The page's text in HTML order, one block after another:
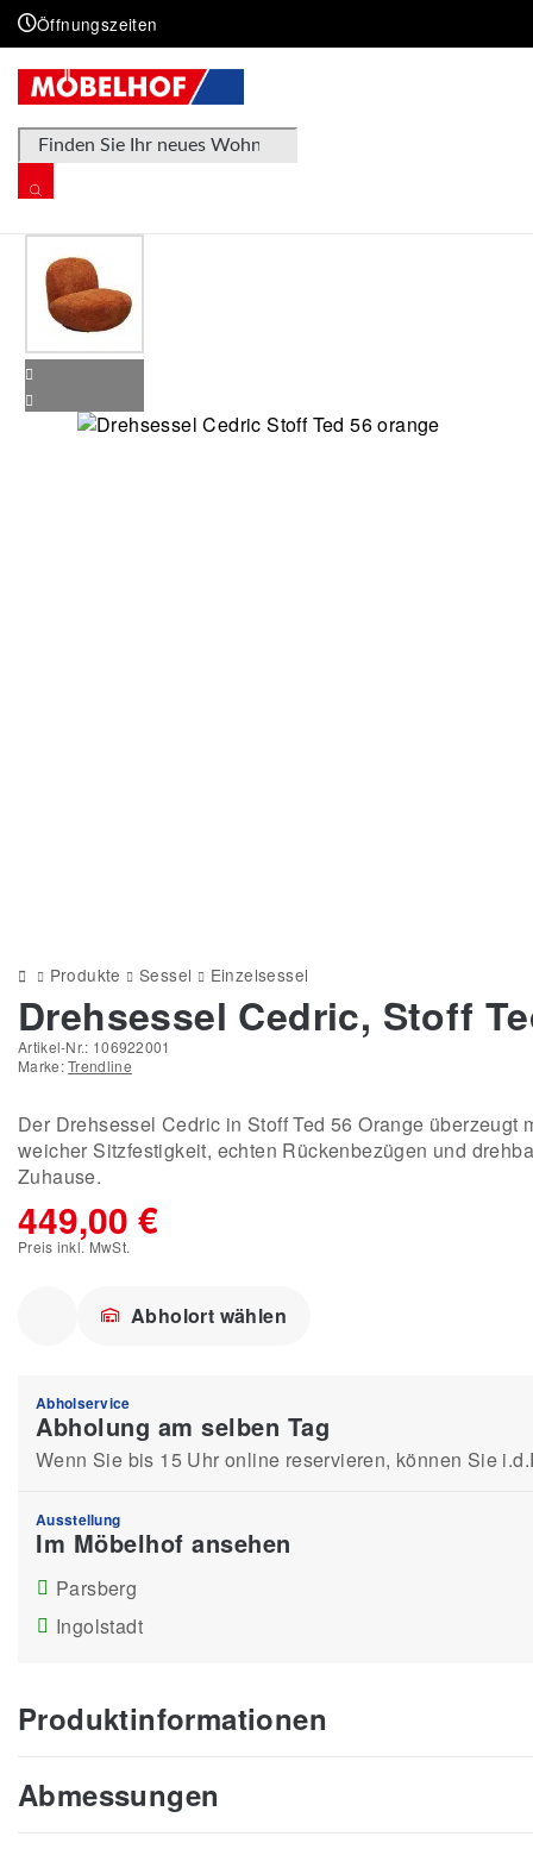
Öffnungszeiten
Products search
Produkte Sessel Einzelsessel
Drehsessel Cedric, Stoff
Artikel-Nr.: 106922001
Marke:Trendline
Der Drehsessel Cedric in Stoff Ted 56 Orange
weicher Sitzfestigkeit, echten Rückenbezügen und
Zuhause.
449,00 €
Preis inkl. MwSt.
Abholort wählen
Abholservice
Abholung am selben Tag
Wenn Sie bis 15 Uhr online reservieren, können Sie
Ausstellung
Im Möbelhof ansehen
Parsberg
Ingolstadt
Produktinformationen
Abmessungen